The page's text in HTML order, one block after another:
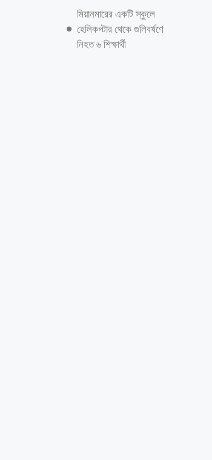
মিয়ানমারের একটি স্কুলে
হেলিকপ্টার থেকে গুলিবর্ষণে
নিহত ৬ শিক্ষার্থী